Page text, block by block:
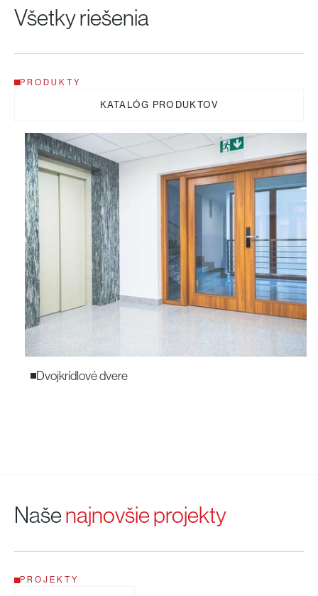
Všetky riešenia
PRODUKTY
KATALÓG PRODUKTOV
Dvojkrídlové dvere
Našenajnovšie projekty
PROJEKTY